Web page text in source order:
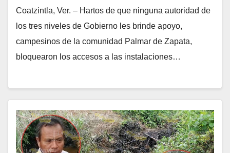
Coatzintla, Ver. – Hartos de que ninguna autoridad de
los tres niveles de Gobierno les brinde apoyo,
campesinos de la comunidad Palmar de Zapata,
bloquearon los accesos a las instalaciones…